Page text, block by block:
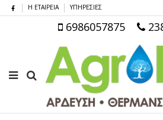
Η ΕΤΑΙΡΕΙΑ ΥΠΗΡΕΣΙΕΣ
6986057875